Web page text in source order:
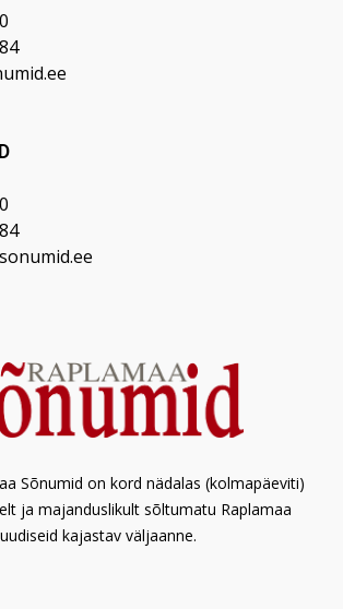
Sõnumid on kord nädalas (kolmapäeviti)
ja majanduslikult sõltumatu Raplamaa
uudiseid kajastav väljaanne.